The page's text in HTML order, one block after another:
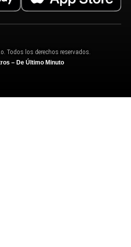
Todos los derechos reservados.
– De Último Minuto